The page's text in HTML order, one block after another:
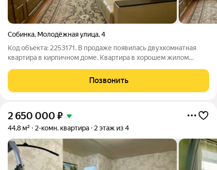
Собинка, Молодёжная улица,4
Код объекта: 2253171. В продаже появилась двухкомнатная
квартира в кирпичном доме. Квартира в хорошем жилом
комнаты проходные, в спальне установлено окно пвх,
раздельный санузел,
Позвонить
2 650 000 ₽
44,8 м² 2-комн. квартира 2 этаж из 4